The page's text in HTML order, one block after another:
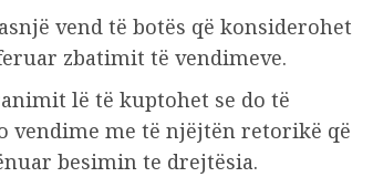
vend të botës që konsiderohet
zbatimit të vendimeve.
lë të kuptohet se do të
vendime me të njëjtën retorikë që
besimin te drejtësia.